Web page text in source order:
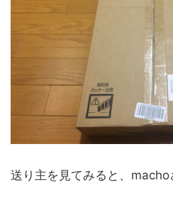
送り主を見てみると、macho